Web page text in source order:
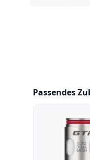
Passendes